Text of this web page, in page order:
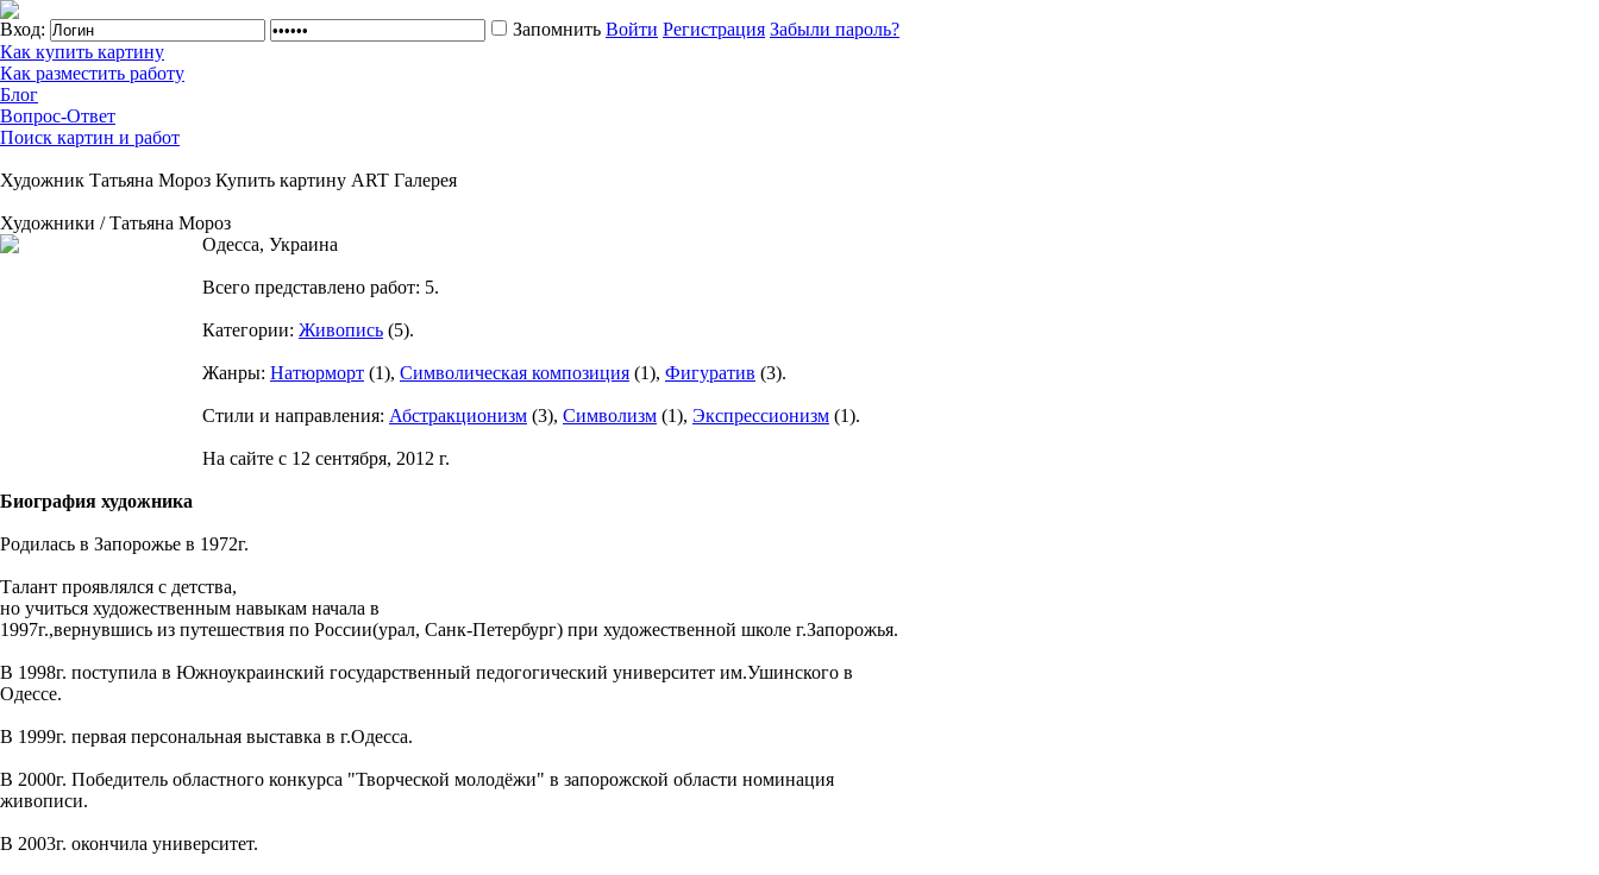
Вход: Запомнить Войти Регистрация Забыли пароль?
Как купить картину
Как разместить работу
Блог
Вопрос-Ответ
Поиск картин и работ
Художник Татьяна Мороз Купить картину ART Галерея
Художники / Татьяна Мороз
Одесса, Украина
Всего представлено работ: 5.
Категории: Живопись (5).
Жанры: Натюрморт (1), Символическая композиция (1), Фигуратив (3).
Стили и направления: Абстракционизм (3), Символизм (1), Экспрессионизм (1).
На сайте с 12 сентября, 2012 г.
Биография художника
Родилась в Запорожье в 1972г.
Талант проявлялся с детства,
но учиться художественным навыкам начала в
1997г.,вернувшись из путешествия по России(урал, Санк-Петербург) при художественной школе г.Запорожья.
В 1998г. поступила в Южноукраинский государственный педогогический университет им.Ушинского в
Одессе.
В 1999г. первая персональная выставка в г.Одесса.
В 2000г. Победитель областного конкурса "Творческой молодёжи" в запорожской области номинация
живописи.
В 2003г. окончила университет.